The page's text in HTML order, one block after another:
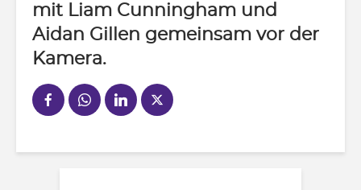
mit Liam Cunningham und
Aidan Gillen gemeinsam vor der
Kamera.